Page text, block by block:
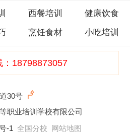
西餐培训 健康饮食
烹饪食材 小吃培训
：18798873057
30号
职业培训学校有限公司
-1 全国分校 网站地图